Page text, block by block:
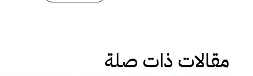
مقالات ذات صلة